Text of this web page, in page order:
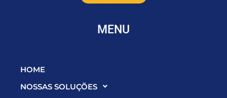
MENU
HOME
NOSSAS SOLUÇÕES